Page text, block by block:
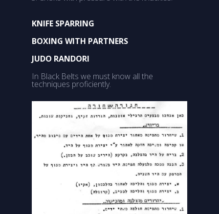
KNIFE SPARRING
BOXING WITH PARTNERS
JUDO RANDORI
In Black Belts we must know all the
techniques proficiently.